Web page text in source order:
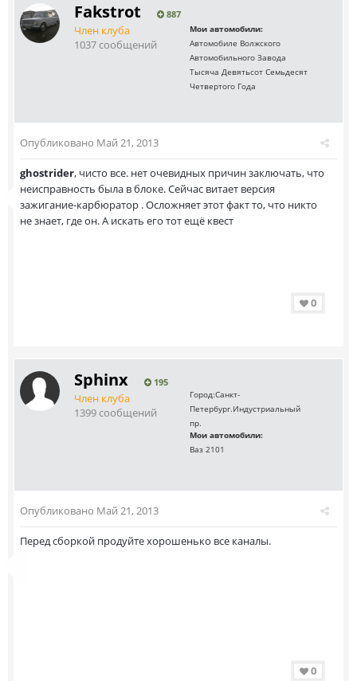
Fakstrot 887
Член клуба
1037 сообщений
Мои автомобили:
Автомобиле Волжского
Автомобильного Завода
Тысяча Девятьсот Семьдесят
Четвертого Года
Опубликовано Май 21, 2013
ghostrider, чисто все. нет очевидных причин заключать, что
неисправность была в блоке. Сейчас витает версия
зажигание-карбюратор . Осложняет этот факт то, что никто
не знает, где он. А искать его тот ещё квест
0
Sphinx 195
Член клуба
1399 сообщений
Город:Санкт-
Петербург.Индустриальный
пр.
Мои автомобили:
Ваз 2101
Опубликовано Май 21, 2013
Перед сборкой продуйте хорошенько все каналы.
0